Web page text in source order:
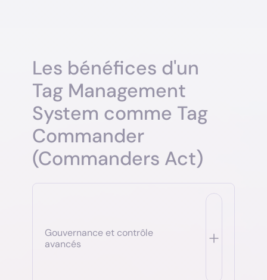
Les bénéfices d'un
Tag Management
System comme Tag
Commander
(Commanders Act)
Gouvernance et contrôle
avancés